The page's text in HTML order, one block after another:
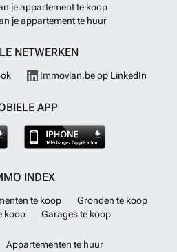
je appartement te koop
je appartement te huur
NETWERKEN
Immovlan.be op LinkedIn
APP
INDEX
te koop
Gronden te koop
koop
Garages te koop
Appartementen te huur